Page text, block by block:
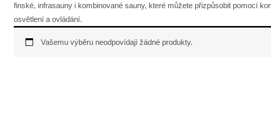
finské, infrasauny i kombinované sauny, které můžete přizpůsobit pomocí
osvětlení a ovládání.
Vašemu výběru neodpovídají žádné produkty.